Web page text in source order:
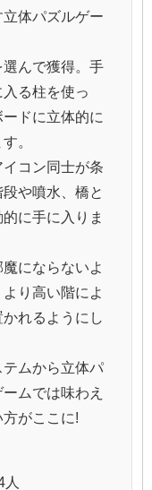
体パズルゲー
んで獲得。手
る柱を使っ
ドに立体的に
。
コン同士が条
や噴水、橋と
に手に入りま
にならないよ
り高い階によ
れるようにし
ムから立体パ
ムでは味わえ
がここに!